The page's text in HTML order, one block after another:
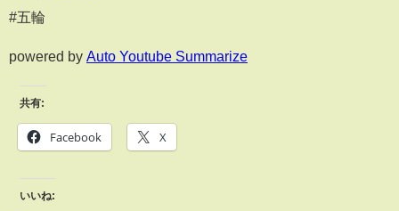
#五輪
powered by Auto Youtube Summarize
共有:
Facebook X
いいね: